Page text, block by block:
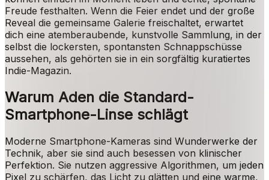
Freude festhalten. Wenn die Feier endet und der große
Reveal die gemeinsame Galerie freischaltet, erwartet
dich eine atemberaubende, kunstvolle Sammlung, in der
selbst die lockersten, spontansten Schnappschüsse
aussehen, als gehörten sie in ein sorgfältig kuratiertes
Indie-Magazin.
Warum Aden die Standard-
Smartphone-Linse schlägt
Moderne Smartphone-Kameras sind Wunderwerke der
Technik, aber sie sind auch besessen von klinischer
Perfektion. Sie nutzen aggressive Algorithmen, um jeden
Pixel zu schärfen, das Licht zu glätten und eine warme,